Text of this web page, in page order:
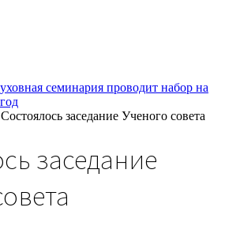
семинария проводит набор на
Состоялось заседание Ученого совета
заседание